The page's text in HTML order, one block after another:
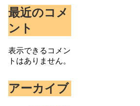
最近のコメ
ント
表示できるコメン
トはありません。
アーカイブ